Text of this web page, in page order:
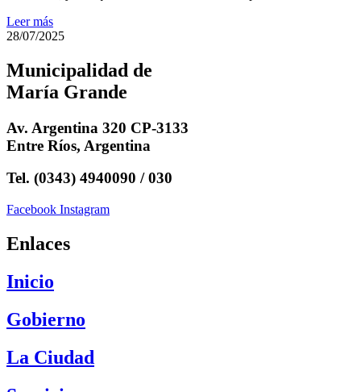
Leer más
28/07/2025
Municipalidad de
María Grande
Av. Argentina 320 CP-3133
Entre Ríos, Argentina
Tel. (0343) 4940090 / 030
Facebook Instagram
Enlaces
Inicio
Gobierno
La Ciudad